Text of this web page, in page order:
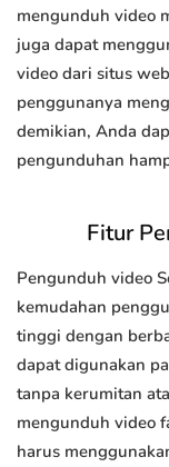
mengunduh video
juga dapat
video dari situs
penggunanya
demikian, Anda
pengunduhan
Fitur
Pengunduh video
kemudahan
tinggi dengan
dapat digunakan
tanpa kerumitan
mengunduh video
harus